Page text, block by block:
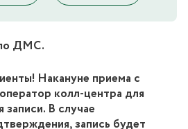
ДМС.
Накануне приема с
колл-центра для
В случае
запись будет